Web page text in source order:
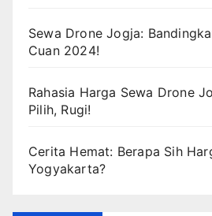
Sewa Drone Jogja:
Cuan 2024!
Rahasia Harga Sewa Drone
Pilih, Rugi!
Cerita Hemat: Berapa Sih
Yogyakarta?